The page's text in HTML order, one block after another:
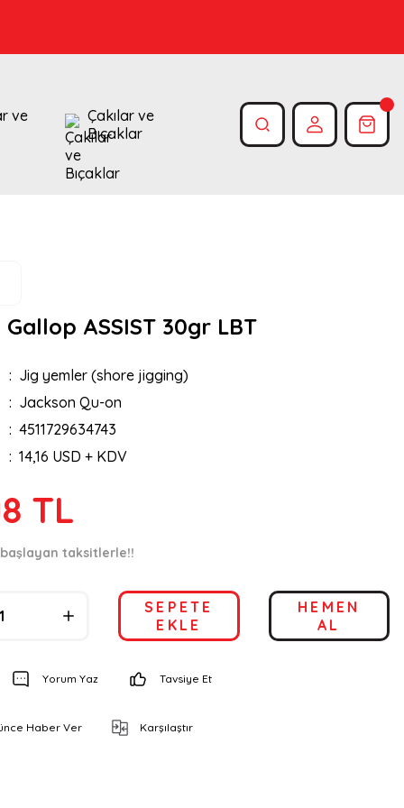
ve
Çakılar ve
Bıçaklar
ASSIST 30gr LBT
Jig yemler (shore jigging)
Jackson Qu-on
4511729634743
14,16 USD + KDV
TL
başlayan taksitlerle!!
SEPETE
EKLE
HEMEN
AL
Yorum Yaz Tavsiye Et
Haber Ver Karşılaştır